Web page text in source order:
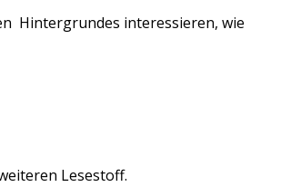
Hintergrundes interessieren, wie
Lesestoff.